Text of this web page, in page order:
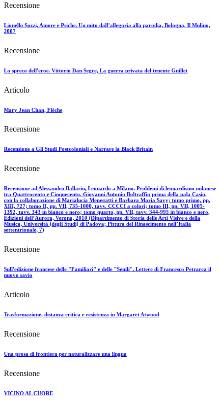
Recensione
Lionello Sozzi, Amore e Psiche. Un mito dall’allegoria alla parodia, Bologna, Il Mulino,
2007
Recensione
Lo spreco dell'eroe. Vittorio Dan Segre, La guerra privata del tenente Guillet
Articolo
Mary Jean Chan, Flèche
Recensione
Recensione a Gli Studi Postcoloniali e Narrare la Black Britain
Recensione
Recensione ad Alessandro Ballarin, Leonardo a Milano. Problemi di leonardismo milanese
tra Quattrocento e Cinquecento. Giovanni Antonio Boltraffio prima della pala Casio,
con la collaborazione di Marialucia Menegatti e Barbara Maria Savy; tomo primo, pp.
XIII, 727; tomo II, pp. VII, 735-1000, tavv. CCCCI a colori; tomo III, pp. VII, 1005-
1392, tavv. 343 in bianco e nero; tomo quarto, pp. VII, tavv. 344-995 in bianco e nero,
Edizioni dell’Aurora, Verona, 2010 (Dipartimento di Storia delle Arti Visive e della
Musica, Università [degli Studi] di Padova; Pittura del Rinascimento nell’Italia
settentrionale, 7)
Recensione
Sull'edizione francese delle "Familiari" e delle "Senili". Lettere di Francesco Petrarca il
nuovo savio
Articolo
Trasformazione, distanza critica e resistenza in Margaret Atwood
Recensione
Una prosa di frontiera per naturalizzare una lingua
Recensione
VICINO AL CUORE